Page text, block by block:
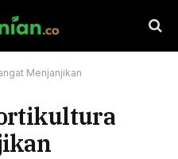
Menjanjikan